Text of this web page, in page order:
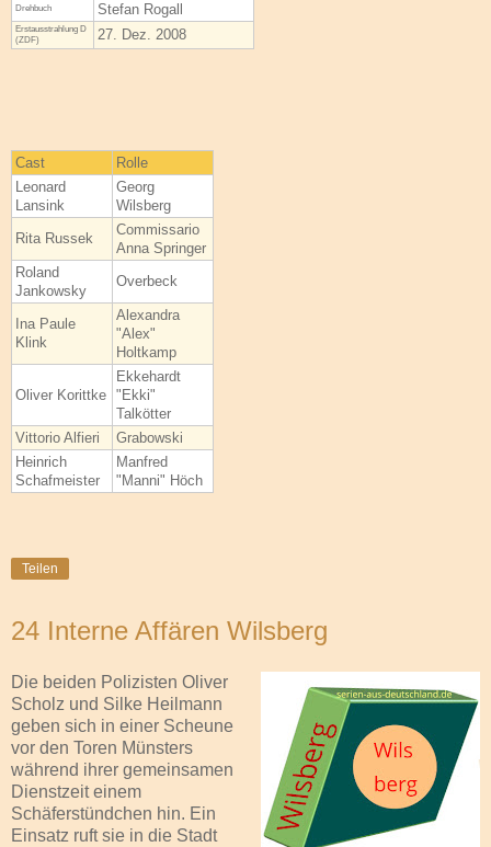
Drehbuch Stefan Rogall
Erstaus­strahlung D
(ZDF)
27. Dez. 2008
Cast
Rolle
Leonard
Lansink
Georg
Wilsberg
Rita Russek
Commissario
Anna Springer
Roland
Jankowsky
Overbeck
Ina Paule
Klink
Alexandra
"Alex"
Holtkamp
Oliver Korittke
Ekkehardt
"Ekki"
Talkötter
Vittorio Alfieri
Grabowski
Heinrich
Schafmeister
Manfred
"Manni" Höch
Teilen
24 Interne Affären Wilsberg
Die beiden Polizisten Oliver
Scholz und Silke Heilmann
geben sich in einer Scheune
vor den Toren Münsters
während ihrer gemeinsamen
Dienstzeit einem
Schäferstündchen hin. Ein
Einsatz ruft sie in die Stadt